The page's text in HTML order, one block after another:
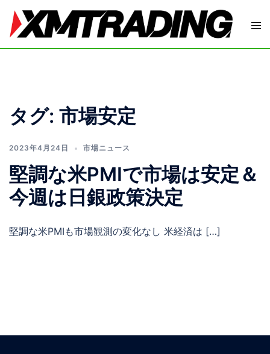
ト
タグ: 市場安定
2023年4月24日 市場ニュース
堅調な米PMIで市場は安定＆
今週は日銀政策決定
堅調な米PMIも市場観測の変化なし 米経済は […]